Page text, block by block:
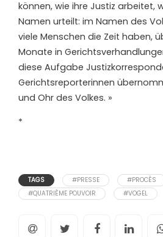
können, wie ihre Justiz arbeitet,
Namen urteilt: im Namen des
viele Menschen die Zeit haben,
Monate in
diese Aufgabe
Gerichtsreporterinnen
und Ohr des Volkes. »
*
TAGS #PRESSE
#PROCÈS
#QUATRIÈME POUVOIR
#VOGEL